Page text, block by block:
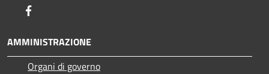
AMMINISTRAZIONE
Organi di governo